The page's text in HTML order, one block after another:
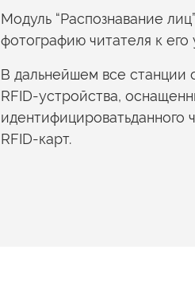
Модуль “Распознавание
фотографию читателя к его
В дальнейшем все станции
RFID-устройства,
идентифицироватьданного
RFID-карт.